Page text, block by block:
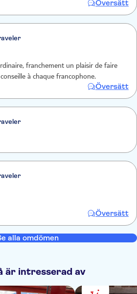
emanuele and piazza della Scala.
everyone do.
Översätt
franchement un plaisir de faire
à chaque francophone.
Översätt
Översätt
alla omdömen
är intresserad av